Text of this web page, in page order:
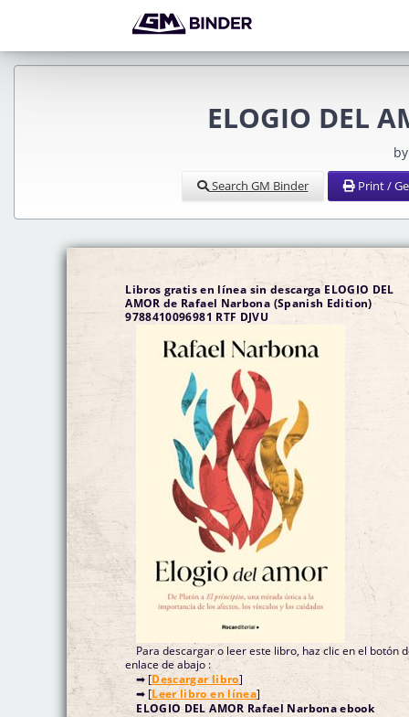
ELOGIO DEL
Search GM Binder Print /
Libros gratis en línea sin descarga ELOGIO DEL
AMOR de Rafael Narbona (Spanish Edition)
9788410096981 RTF DJVU
Para descargar o leer este libro, haz clic en el botón
enlace de abajo :
➡ [Descargar libro]
➡ [Leer libro en línea]
ELOGIO DEL AMOR Rafael Narbona ebook